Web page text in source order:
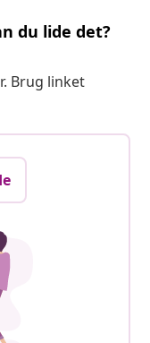
du lide det?
Brug linket